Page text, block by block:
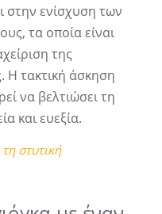
στην ενίσχυση των
τα οποία είναι
της
Η τακτική άσκηση
να βελτιώσει τη
και ευεξία.
στυτική